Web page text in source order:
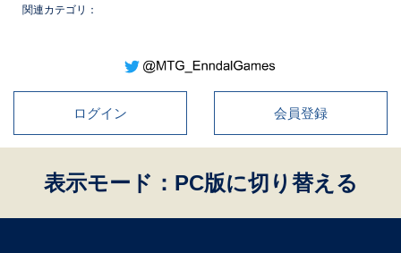
関連カテゴリ：
ログイン 会員登録
表示モード：PC版に切り替える